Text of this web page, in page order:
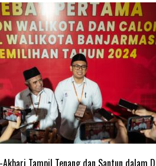
Tampil Tenang dan Santun dalam